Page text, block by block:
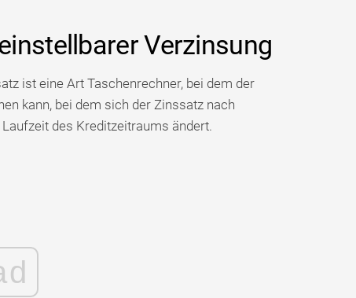
Verzinsung
ist eine Art Taschenrechner, bei dem der
kann, bei dem sich der Zinssatz nach
des Kreditzeitraums ändert.